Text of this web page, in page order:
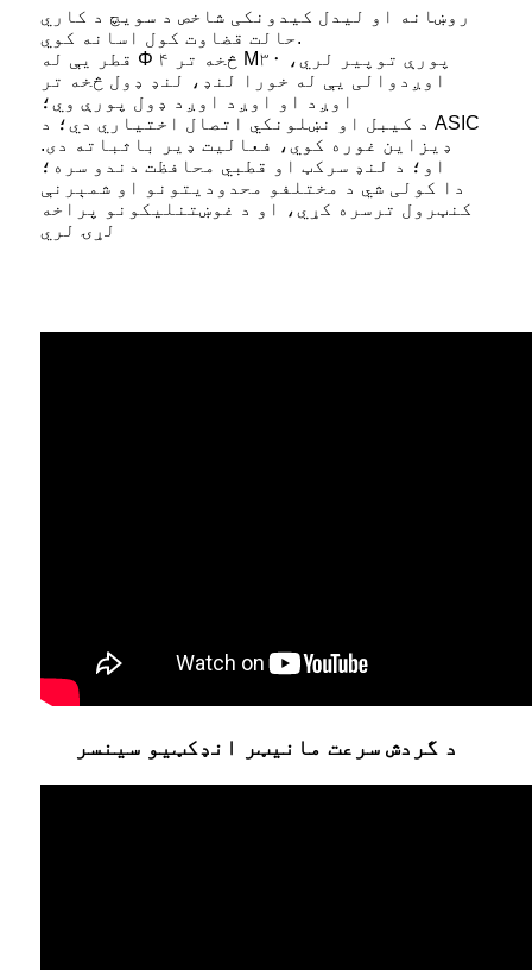
روښانه او لیدل کیدونکی شاخص د سویچ د کاري
حالت قضاوت کول اسانه کوي.
قطر یې له Φ ۴ څخه تر M۳۰ پورې توپیر لري،
اوږدوالی یې له خورا لنډ، لنډ ډول څخه تر
اوږد او اوږد اوږد ډول پورې وي؛
د کیبل او نښلونکي اتصال اختیاري دي؛ د ASIC
ډیزاین غوره کوي، فعالیت ډیر باثباته دی.
او؛ د لنډ سرکټ او قطبي محافظت دندو سره؛
دا کولی شي د مختلفو محدودیتونو او شمېرنې
کنټرول ترسره کړي، او د غوښتنلیکونو پراخه
لړۍ لري
د گردش سرعت مانیټر انډکټیو سینسر